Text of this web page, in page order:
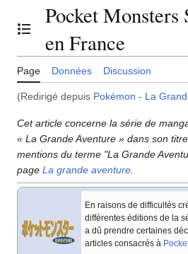
Basculer la table des matières
Pocket Monsters
en France
Page Données Discussion
(Redirigé depuis Pokémon - La
Cet article concerne la série de
« La Grande Aventure » dans son
mentions du terme "La Grande
page La grande aventure
En raisons de difficultés
différentes éditions de la
a dû prendre certaines
articles consacrés à